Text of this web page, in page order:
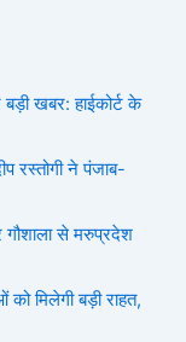
खबर: हाईकोर्ट के
रस्तोगी ने पंजाब-
गौशाला से मरुप्रदेश
मिलेगी बड़ी राहत,